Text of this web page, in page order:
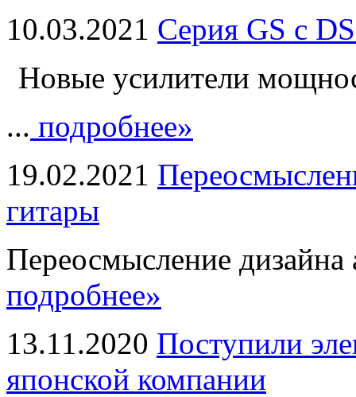
10.03.2021 Серия GS с
Новые усилители
... подробнее»
19.02.2021
гитары
Переосмысление дизайна
подробнее»
13.11.2020 Поступили
японской компании